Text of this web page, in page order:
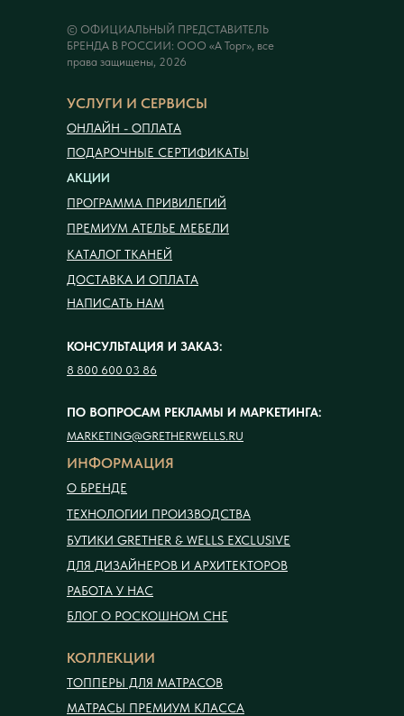
ИНФОРМАЦИЯ
О БРЕНДЕ
ТЕХНОЛОГИИ ПРОИЗВОДСТВА
БУТИКИ GRETHER & WELLS EXCLUSIVE
ДЛЯ ДИЗАЙНЕРОВ И АРХИТЕКТОРОВ
РАБОТА У НАС
БЛОГ О РОСКОШНОМ СНЕ
КОЛЛЕКЦИИ
ТОППЕРЫ ДЛЯ МАТРАСОВ
МАТРАСЫ ПРЕМИУМ КЛАССА
© ОФИЦИАЛЬНЫЙ ПРЕДСТАВИТЕЛЬ
БРЕНДА В РОССИИ: ООО «А Торг», все
права защищены, 2026
УСЛУГИ И СЕРВИСЫ
КОНСУЛЬТАЦИЯ И ЗАКАЗ:
8 800 600 03 86
АКЦИИ
ОНЛАЙН - ОПЛАТА
ПОДАРОЧНЫЕ СЕРТИФИКАТЫ
ПРОГРАММА ПРИВИЛЕГИЙ
ПРЕМИУМ АТЕЛЬЕ МЕБЕЛИ
КАТАЛОГ ТКАНЕЙ
ДОСТАВКА И ОПЛАТА
ПО ВОПРОСАМ РЕКЛАМЫ И МАРКЕТИНГА:
MARKETING@GRETHERWELLS.RU
НАПИСАТЬ НАМ